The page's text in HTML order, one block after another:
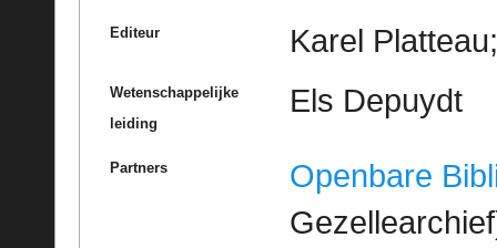
Editeur Karel
Wetenschappelijke
leiding
Els Depuydt
Partners
Openbare